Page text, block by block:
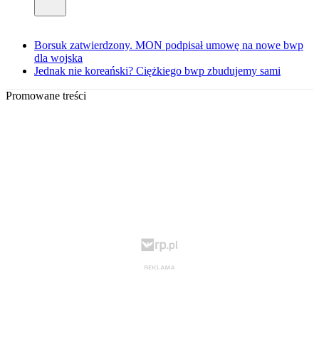
Borsuk zatwierdzony. MON podpisał umowę na nowe bwp
dla wojska
Jednak nie koreański? Ciężkiego bwp zbudujemy sami
Promowane treści